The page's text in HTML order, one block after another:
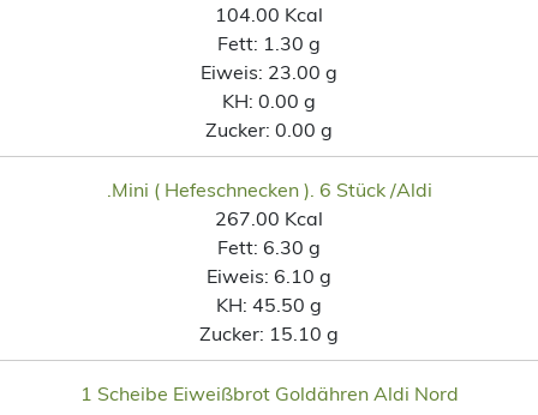
104.00 Kcal
Fett: 1.30 g
Eiweis: 23.00 g
KH: 0.00 g
Zucker: 0.00 g
.Mini ( Hefeschnecken ). 6 Stück /Aldi
267.00 Kcal
Fett: 6.30 g
Eiweis: 6.10 g
KH: 45.50 g
Zucker: 15.10 g
1 Scheibe Eiweißbrot Goldähren Aldi Nord